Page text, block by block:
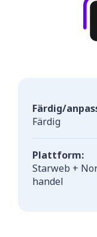
Färdig/
Färdig
Plattform:
Starweb +
handel